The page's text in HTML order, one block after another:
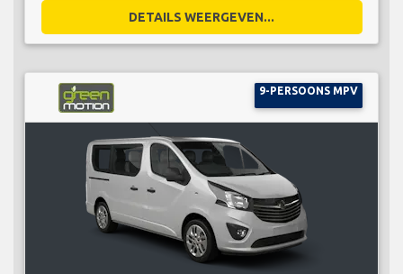
DETAILS WEERGEVEN...
9-PERSOONS MPV